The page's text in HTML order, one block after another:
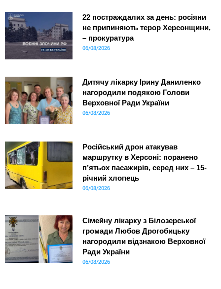
22 постраждалих за день: росіяни
не припиняють терор Херсонщини,
– прокуратура
06/08/2026
Дитячу лікарку Ірину Даниленко
нагородили подякою Голови
Верховної Ради України
06/08/2026
Російський дрон атакував
маршрутку в Херсоні: поранено
п’ятьох пасажирів, серед них – 15-
річний хлопець
06/08/2026
Сімейну лікарку з Білозерської
громади Любов Дрогобицьку
нагородили відзнакою Верховної
Ради України
06/08/2026